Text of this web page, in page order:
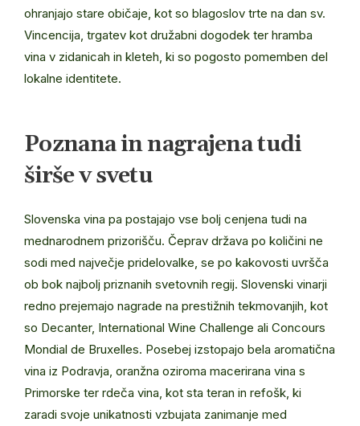
ohranjajo stare običaje, kot so blagoslov trte na dan sv.
Vincencija, trgatev kot družabni dogodek ter hramba
vina v zidanicah in kleteh, ki so pogosto pomemben del
lokalne identitete.
Poznana in nagrajena tudi
širše v svetu
Slovenska vina pa postajajo vse bolj cenjena tudi na
mednarodnem prizorišču. Čeprav država po količini ne
sodi med največje pridelovalke, se po kakovosti uvršča
ob bok najbolj priznanih svetovnih regij. Slovenski vinarji
redno prejemajo nagrade na prestižnih tekmovanjih, kot
so Decanter, International Wine Challenge ali Concours
Mondial de Bruxelles. Posebej izstopajo bela aromatična
vina iz Podravja, oranžna oziroma macerirana vina s
Primorske ter rdeča vina, kot sta teran in refošk, ki
zaradi svoje unikatnosti vzbujata zanimanje med